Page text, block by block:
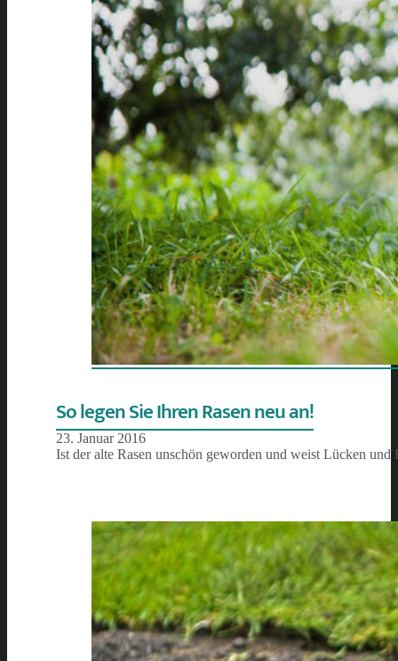
So legen Sie Ihren Rasen neu an!
23. Januar 2016
Ist der alte Rasen unschön geworden und weist Lücken